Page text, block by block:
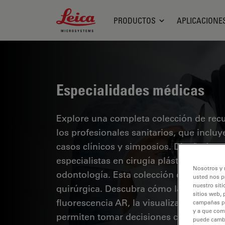
Leica Microsystems Logo
PRODUCTOS
Especialidades médicas
Explore una completa colección de
los profesionales sanitarios, que
casos clínicos y simposios. Diseñada
especialistas en cirugía plástica y
odontología. Esta colección destaca
quirúrgica. Descubra cómo las
fluorescencia AR, la visualización 3D y
permiten tomar decisiones con
Nosotros y
usted nos
nuestro
sitios web,
campañas
y a que
puede